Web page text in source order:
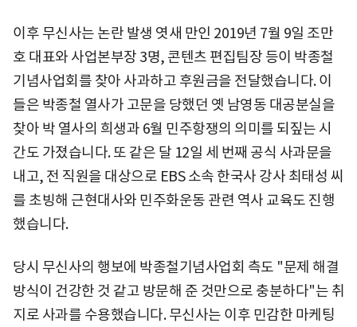
이후 무신사는 논란 발생 엿새 만인 2019년 7월 9일 조만
호 대표와 사업본부장 3명, 콘텐츠 편집팀장 등이 박종철
기념사업회를 찾아 사과하고 후원금을 전달했습니다. 이
들은 박종철 열사가 고문을 당했던 옛 남영동 대공분실을
찾아 박 열사의 희생과 6월 민주항쟁의 의미를 되짚는 시
간도 가졌습니다. 또 같은 달 12일 세 번째 공식 사과문을
내고, 전 직원을 대상으로 EBS 소속 한국사 강사 최태성 씨
를 초빙해 근현대사와 민주화운동 관련 역사 교육도 진행
했습니다.
당시 무신사의 행보에 박종철기념사업회 측도 "문제 해결
방식이 건강한 것 같고 방문해 준 것만으로 충분하다"는 취
지로 사과를 수용했습니다. 무신사는 이후 민감한 마케팅